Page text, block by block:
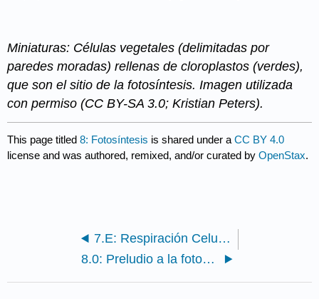
Miniaturas: Células vegetales (delimitadas por
paredes moradas) rellenas de cloroplastos (verdes),
que son el sitio de la fotosíntesis. Imagen utilizada
con permiso (CC BY-SA 3.0; Kristian Peters).
This page titled8: Fotosíntesis is shared under aCC BY 4.0
license and was authored, remixed, and/or curated byOpenStax.
7.E: Respiración Celular (Ejercicios)
8.0: Preludio a la fotosíntesis